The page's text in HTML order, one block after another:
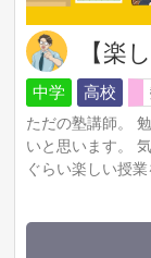
【楽
中学 高校
ただの塾講師。
いと思います。
ぐらい楽しい授